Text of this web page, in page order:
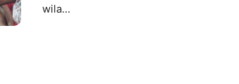
wila...